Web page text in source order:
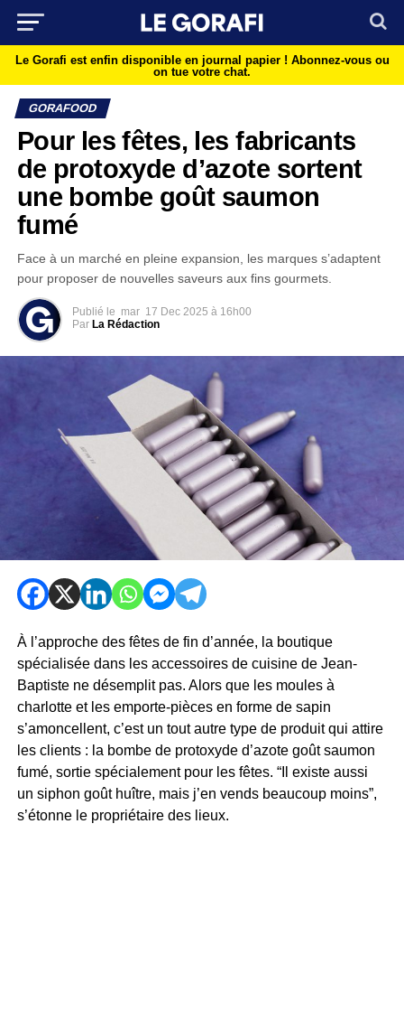
Le Gorafi est enfin disponible en journal papier ! Abonnez-vous ou
on tue votre chat.
GORAFOOD
Pour les fêtes, les fabricants
de protoxyde d’azote sortent
une bombe goût saumon
fumé
Face à un marché en pleine expansion, les marques s’adaptent
pour proposer de nouvelles saveurs aux fins gourmets.
Publié le mar 17 Dec 2025 à 16h00
Par La Rédaction
À l’approche des fêtes de fin d’année, la boutique
spécialisée dans les accessoires de cuisine de Jean-
Baptiste ne désemplit pas. Alors que les moules à
charlotte et les emporte-pièces en forme de sapin
s’amoncellent, c’est un tout autre type de produit qui attire
les clients : la bombe de protoxyde d’azote goût saumon
fumé, sortie spécialement pour les fêtes. “Il existe aussi
un siphon goût huître, mais j’en vends beaucoup moins”,
s’étonne le propriétaire des lieux.